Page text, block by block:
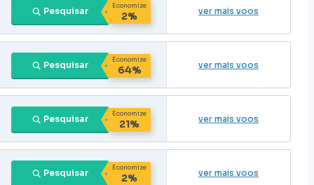
Pesquisar
Economize
2% ver mais voos
Pesquisar
Economize
64% ver mais voos
Pesquisar
Economize
21% ver mais voos
Pesquisar
Economize
2% ver mais voos